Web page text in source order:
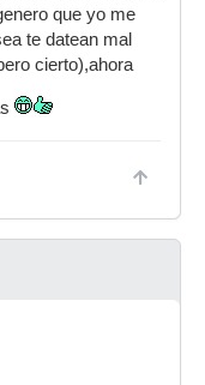
que yo me
te datean mal
cierto),ahora